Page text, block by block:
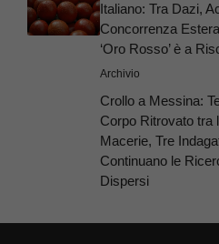
Italiano: Tra Dazi,
Concorrenza
‘Oro Rosso’ è a
Archivio
Crollo a Messina:
Corpo Ritrovato tra
Macerie, Tre
Continuano le
Dispersi